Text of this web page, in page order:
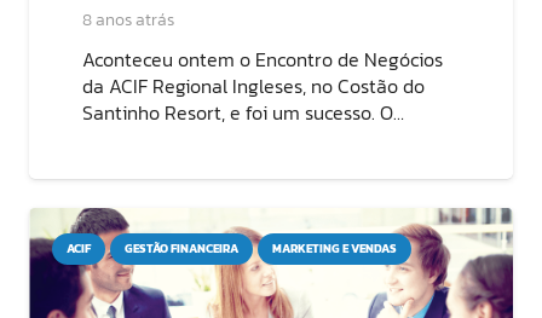
8 anos atrás
Aconteceu ontem o Encontro de Negócios
da ACIF Regional Ingleses, no Costão do
Santinho Resort, e foi um sucesso. O…
ACIF GESTÃO FINANCEIRA MARKETING E VENDAS